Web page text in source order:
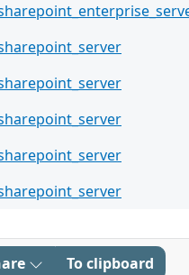
To clipboard